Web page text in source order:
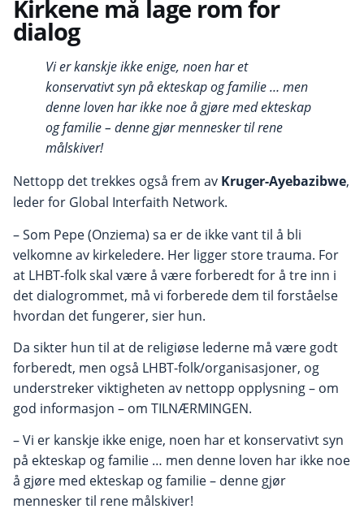
Kirkene må lage rom for
dialog
Vi er kanskje ikke enige, noen har et
konservativt syn på ekteskap og familie … men
denne loven har ikke noe å gjøre med ekteskap
og familie – denne gjør mennesker til rene
målskiver!
Nettopp det trekkes også frem av Kruger-Ayebazibwe,
leder for Global Interfaith Network.
– Som Pepe (Onziema) sa er de ikke vant til å bli
velkomne av kirkeledere. Her ligger store trauma. For
at LHBT-folk skal være å være forberedt for å tre inn i
det dialogrommet, må vi forberede dem til forståelse
hvordan det fungerer, sier hun.
Da sikter hun til at de religiøse lederne må være godt
forberedt, men også LHBT-folk/organisasjoner, og
understreker viktigheten av nettopp opplysning – om
god informasjon – om TILNÆRMINGEN.
– Vi er kanskje ikke enige, noen har et konservativt syn
på ekteskap og familie … men denne loven har ikke noe
å gjøre med ekteskap og familie – denne gjør
mennesker til rene målskiver!